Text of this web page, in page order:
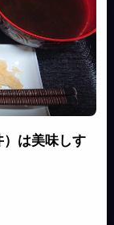
は美味しす